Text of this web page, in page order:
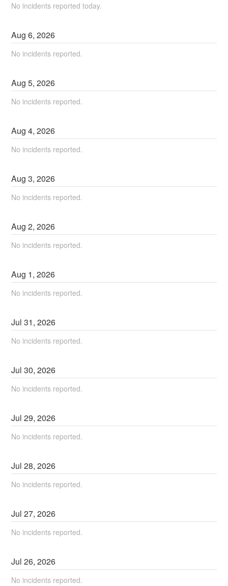
No incidents reported today.
Aug6,2026
No incidents reported.
Aug5,2026
No incidents reported.
Aug4,2026
No incidents reported.
Aug3,2026
No incidents reported.
Aug2,2026
No incidents reported.
Aug 1,2026
No incidents reported.
Jul31,2026
No incidents reported.
Jul30,2026
No incidents reported.
Jul29,2026
No incidents reported.
Jul28,2026
No incidents reported.
Jul27,2026
No incidents reported.
Jul26,2026
No incidents reported.